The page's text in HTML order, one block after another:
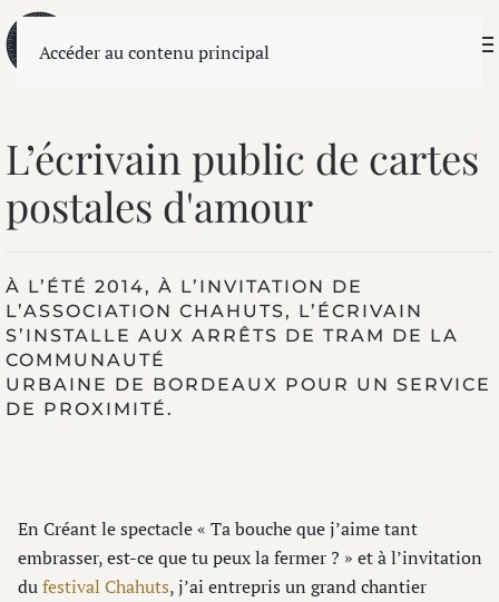
Accéder au contenu principal
L’écrivain public de cartes
postales d'amour
À L’ÉTÉ 2014, À L’INVITATION DE
L’ASSOCIATION CHAHUTS, L’ÉCRIVAIN
S’INSTALLE AUX ARRÊTS DE TRAM DE LA
COMMUNAUTÉ
URBAINE DE BORDEAUX POUR UN SERVICE
DE PROXIMITÉ.
En Créant le spectacle « Ta bouche que j’aime tant
embrasser, est-ce que tu peux la fermer ? » et à l’invitation
dufestival Chahuts, j’ai entrepris un grand chantier